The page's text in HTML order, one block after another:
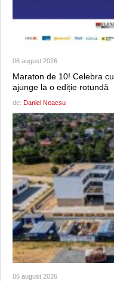
06 august 2026
Maraton de 10! Celebra
ajunge la o ediție rotundă
de: Daniel Neacșu
06 august 2026